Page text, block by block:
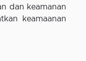
dan keamanan
keamaanan